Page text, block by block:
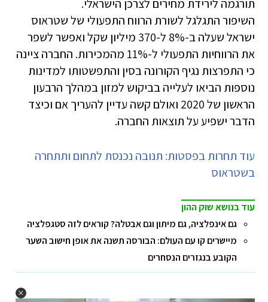
תורגמה לירידת מחירים לצרכן הישראלי.
השיפור התגלגל לשורת הרווח התפעולי של שטראוס
ישראל שעלה ב-8% ל-370 מיליון שקל ואפשר לשפר
את הרווחיות התפעולי ל-11% מהמכירות. החברה ציינה
כי התפרצות נגיף הקורונה בסין והתפשטותו למדינות
נוספות הביאו לעלייה בביקוש למזון במהלך הרבעון
הראשון של 2020 ואולם קשה עדיין להעריך אם וכיצד
הדבר ישפיע על תוצאות החברה.
עוד תחרות בפסטות: תנובה נכנסת לתחום ותתחרה
בשטראוס
עוד בנושא שוק ההון
גם אינפלציה, גם מיתון וגם אבטלה? קוראים לזה סטגפלציה
מיישרים קו עם העולם: הבורסה תשנה את אופן חישוב השער
הקובע בנגזרים הנסחרים